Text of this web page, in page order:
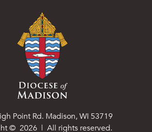
Point Rd. Madison, WI 53719
© 2026 | All rights reserved.